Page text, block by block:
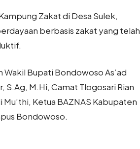
Zakat di Desa Sulek,
berbasis zakat yang telah
Bupati Bondowoso As’ad
S.Ag, M.Hi, Camat Tlogosari Rian
Ketua BAZNAS Kabupaten
Bondowoso.